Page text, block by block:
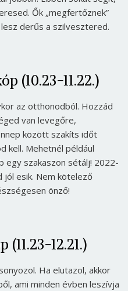
Ők „megfertőznek”
derűs a szilvesztered.
(10.23-11.22.)
az otthonodból. Hozzád
van levegőre,
között szakíts időt
kell. Mehetnél például
egy szakaszon sétálj! 2022-
jól esik. Nem kötelező
önző!
12.21.)
Ha elutazol, akkor
ami minden évben leszívja